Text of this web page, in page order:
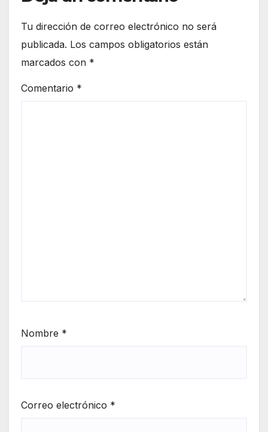
Tu dirección de correo electrónico no será
publicada. Los campos obligatorios están
marcados con *
Comentario *
Nombre *
Correo electrónico *